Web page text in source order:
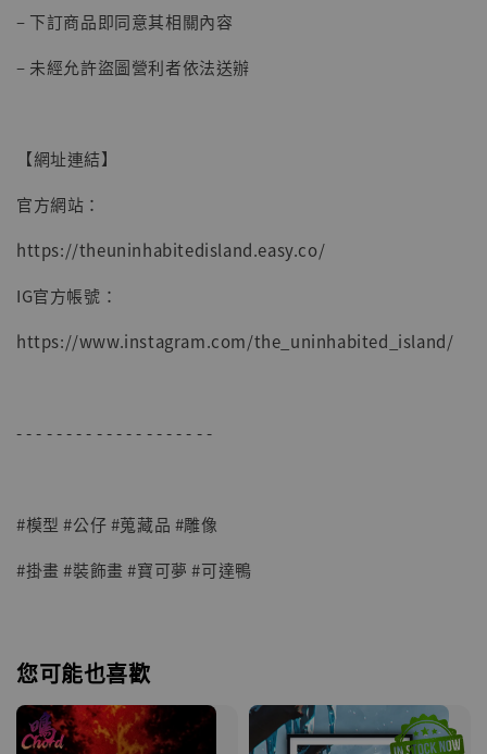
– 下訂商品即同意其相關內容
– 未經允許盜圖營利者依法送辦
【網址連結】
官方網站：
https://theuninhabitedisland.easy.co/
IG官方帳號：
https://www.instagram.com/the_uninhabited_island/
- - - - - - - - - - - - - - - - - - - -
#模型 #公仔 #蒐藏品 #雕像
#掛畫 #裝飾畫 #寶可夢 #可達鴨
您可能也喜歡